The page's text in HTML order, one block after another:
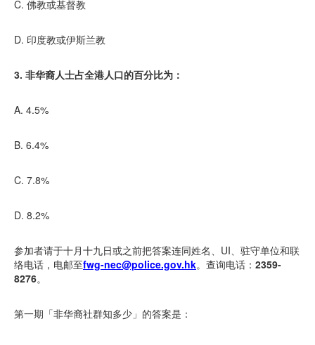
C. 佛教或基督教
D. 印度教或伊斯兰教
3. 非华裔人士占全港人口的百分比为：
A. 4.5%
B. 6.4%
C. 7.8%
D. 8.2%
参加者请于十月十九日或之前把答案连同姓名、UI、驻守单位和联
络电话，电邮至fwg-nec@police.gov.hk。查询电话： 2359-
8276。
第一期「非华裔社群知多少」的答案是：